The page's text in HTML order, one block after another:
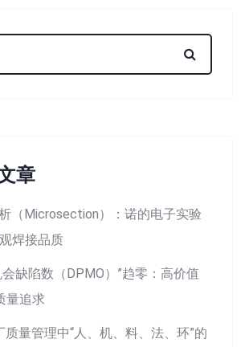
章
（Microsection）：诺的电子实验
焊接品质
缺陷数（DPMO）”趋零：高价值
量追求
质量管理中“人、机、料、法、环”的